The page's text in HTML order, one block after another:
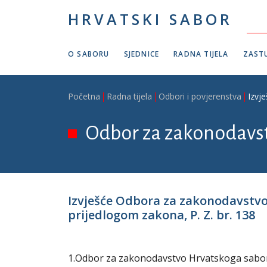
HRVATSKI SABOR
O SABORU SJEDNICE RADNA TIJELA
Breadcrumb
Početna Radna tijela Odbori i povjerenstva
Odbor za
Izvješće Odbora za
prijedlogom zakona, P. Z. br. 138
1.Odbor za zakonodavstvo Hrvatskoga